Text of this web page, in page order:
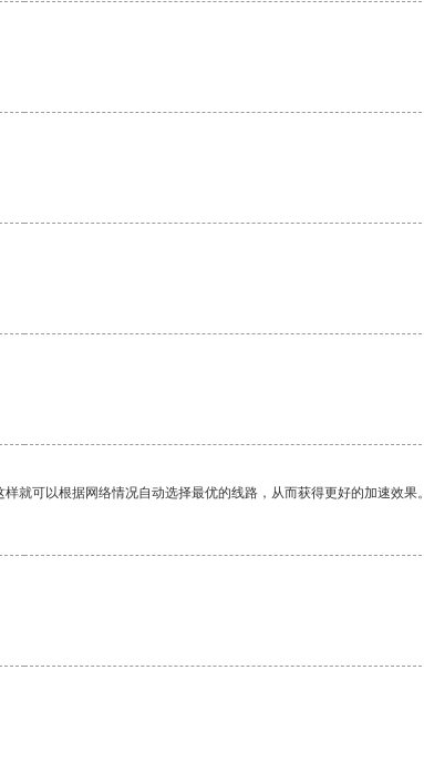
就可以根据网络情况自动选择最优的线路，从而获得更好的加速效果。